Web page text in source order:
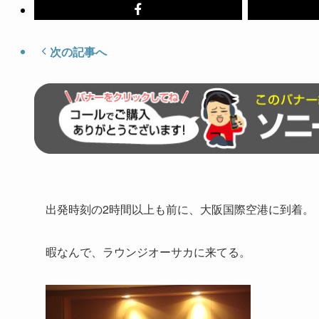
次の記事へ
出発時刻の2時間以上も前に、大阪国際空港に到着。
暇なんで、ラウンジオーサカに来てる。